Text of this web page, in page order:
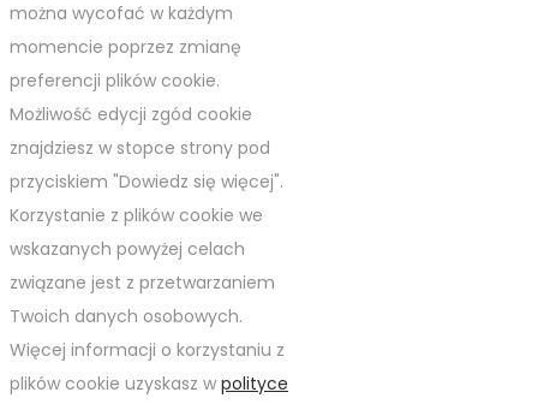
można wycofać w każdym
momencie poprzez zmianę
preferencji plików cookie.
Możliwość edycji zgód cookie
znajdziesz w stopce strony pod
przyciskiem "Dowiedz się więcej".
Korzystanie z plików cookie we
wskazanych powyżej celach
związane jest z przetwarzaniem
Twoich danych osobowych.
Więcej informacji o korzystaniu z
plików cookie uzyskasz w polityce